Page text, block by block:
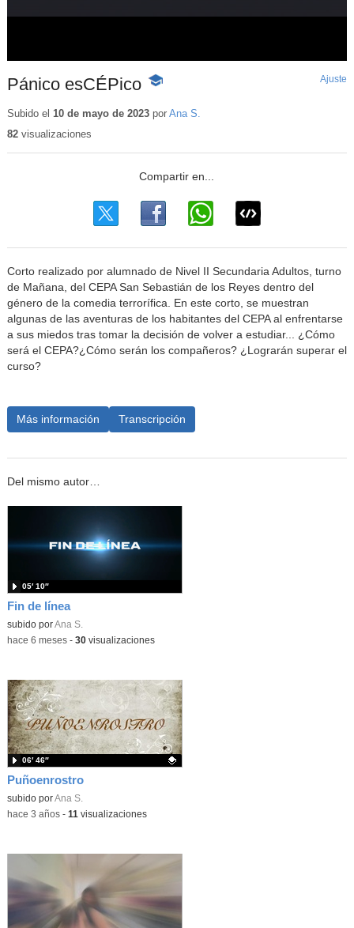
Pánico esCÉPico -
educativo
Ajuste
Subido el 10 de mayo de 2023por Ana S.
82visualizaciones
Corto realizado por alumnado de Nivel II Secundaria Adultos, turno
de Mañana, del CEPA San Sebastián de los Reyes dentro del
género de la comedia terrorífica. En este corto, se muestran
algunas de las aventuras de los habitantes del CEPA al enfrentarse
a sus miedos tras tomar la decisión de volver a estudiar... ¿Cómo
será el CEPA?¿Cómo serán los compañeros? ¿Lograrán superar el
curso?
Más información Transcripción
Del mismo autor…
Fin de línea
subido porAna S.
05′ 10″
-hace 6 meses- 30visualizaciones
Puñoenrostro
Contenido educativo.
subido porAna S.
06′ 46″
-hace 3 años- 11 visualizaciones